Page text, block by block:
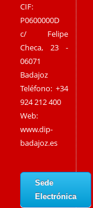
CIF:
P0600000D
c/ Felipe
Checa, 23 -
06071
Badajoz
Teléfono: +34
924 212 400
Web:
www.dip-
badajoz.es
Sede
Electrónica